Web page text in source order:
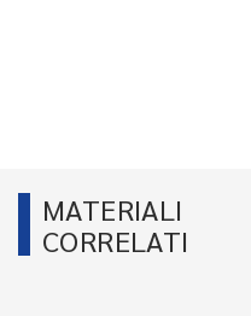
MATERIALI
CORRELATI